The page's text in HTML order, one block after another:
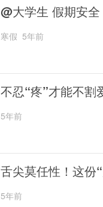
@大学生 假期安
寒假 5年前
不忍“疼”才能不割
5年前
舌尖莫任性！这份
5年前